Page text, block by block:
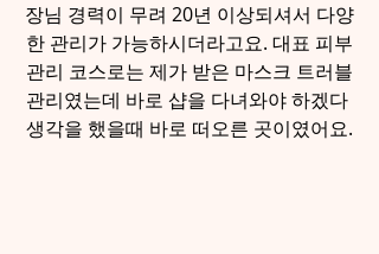
장님 경력이 무려 20년 이상되셔서 다양
한 관리가 가능하시더라고요. 대표 피부
관리 코스로는 제가 받은 마스크 트러블
관리였는데 바로 샵을 다녀와야 하겠다
생각을 했을때 바로 떠오른 곳이였어요.